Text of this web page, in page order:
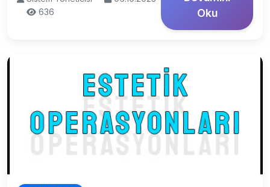
636
Oku